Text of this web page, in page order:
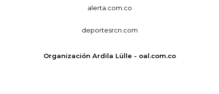
alerta.com.co
deportesrcn.com
Organización Ardila Lülle - oal.com.co